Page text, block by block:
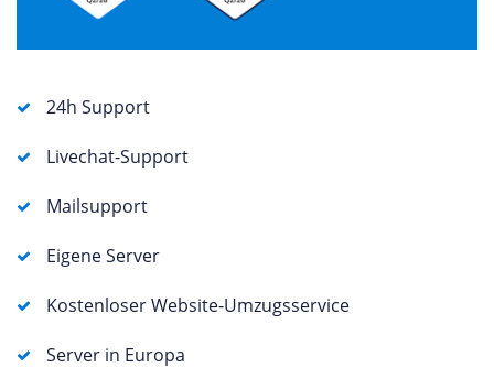
24h Support
Livechat-Support
Mailsupport
Eigene Server
Kostenloser Website-Umzugsservice
Server in Europa